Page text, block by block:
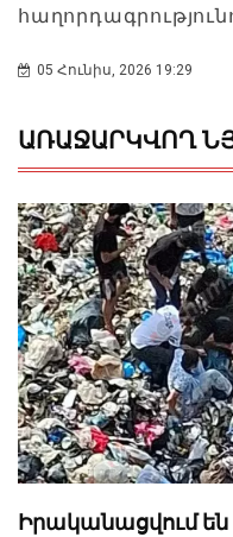
05 Հունիս, 2026 19:29
ԱՌԱՋԱՐԿՎՈՂ
Իրականացվում